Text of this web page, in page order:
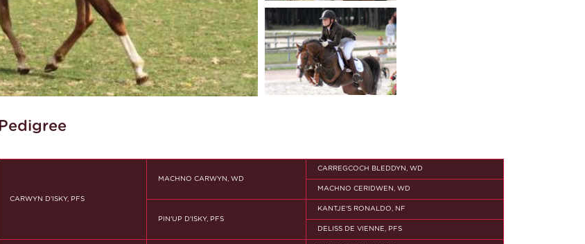
Pedigree
CARWYN D'ISKY, PFS
MACHNO CARWYN, WD
CARREGCOCH BLEDDYN, WD
MACHNO CERIDWEN, WD
PIN'UP D'ISKY, PFS
KANTJE'S RONALDO, NF
DELISS DE VIENNE, PFS